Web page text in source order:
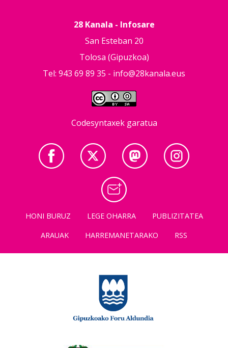
28 Kanala - Infosare
San Esteban 20
Tolosa (Gipuzkoa)
Tel: 943 69 89 35 - info@28kanala.eus
Codesyntaxek garatua
HONI BURUZ LEGE OHARRA
PUBLIZITATEA
ARAUAK
HARREMANETARAKO RSS